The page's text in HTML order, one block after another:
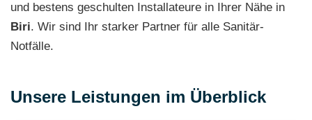
und bestens geschulten Installateure in Ihrer Nähe in
Biri. Wir sind Ihr starker Partner für alle Sanitär-
Notfälle.
Unsere Leistungen im Überblick